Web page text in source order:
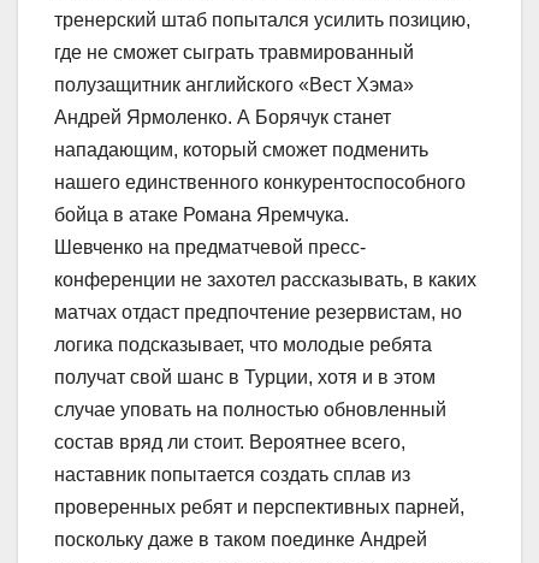
тренерский штаб попытался усилить позицию,
где не сможет сыграть травмированный
полузащитник английского «Вест Хэма»
Андрей Ярмоленко. А Борячук станет
нападающим, который сможет подменить
нашего единственного конкурентоспособного
бойца в атаке Романа Яремчука.
Шевченко на предматчевой пресс-
конференции не захотел рассказывать, в каких
матчах отдаст предпочтение резервистам, но
логика подсказывает, что молодые ребята
получат свой шанс в Турции, хотя и в этом
случае уповать на полностью обновленный
состав вряд ли стоит. Вероятнее всего,
наставник попытается создать сплав из
проверенных ребят и перспективных парней,
поскольку даже в таком поединке Андрей